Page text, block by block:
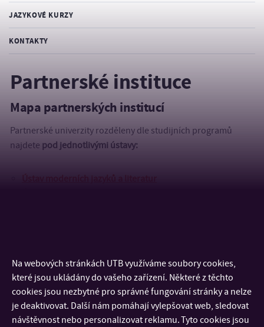
JAZYKOVÉ KURZY
KONTAKTY
Partnerské instituce
Mapa partnerských institucí
Partnerské univerzity rozděleny dle studijních programů
najdete pod jednotlivými ústavy:
Na webových stránkách UTB využíváme soubory cookies,
které jsou ukládány do vašeho zařízení. Některé z těchto
cookies jsou nezbytné pro správné fungování stránky a nelze
je deaktivovat. Další nám pomáhají vylepšovat web, sledovat
návštěvnost nebo personalizovat reklamu. Tyto cookies jsou